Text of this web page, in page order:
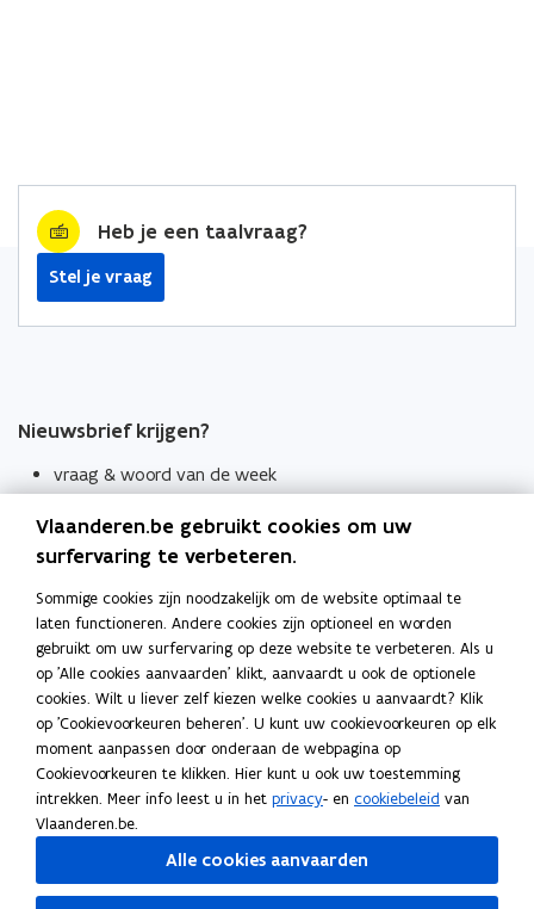
Heb je een taalvraag?
Stel je vraag
Nieuwsbrief krijgen?
vraag & woord van de week
Schrijf je in
Thema's
Taaladviezen
Spellingregels
Tips voor duidelijke taal
Bekijk ook
Spellingtests
Boek- en webwijzer
Vlaanderen.be gebruikt cookies om uw
surfervaring te verbeteren.
Sommige cookies zijn noodzakelijk om de website optimaal te
laten functioneren. Andere cookies zijn optioneel en worden
gebruikt om uw surfervaring op deze website te verbeteren. Als u
op 'Alle cookies aanvaarden' klikt, aanvaardt u ook de optionele
cookies. Wilt u liever zelf kiezen welke cookies u aanvaardt? Klik
op 'Cookievoorkeuren beheren'. U kunt uw cookievoorkeuren op elk
moment aanpassen door onderaan de webpagina op
Cookievoorkeuren te klikken. Hier kunt u ook uw toestemming
intrekken. Meer info leest u in het privacy- en cookiebeleid van
Vlaanderen.be.
Alle cookies aanvaarden